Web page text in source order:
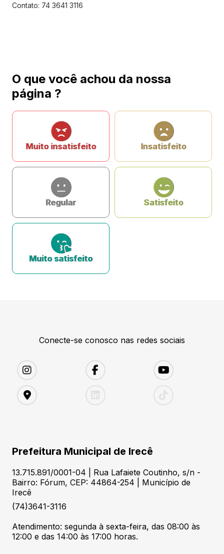
Contato: 74 3641 3116
O que você achou da nossa
página ?
Muito insatisfeito Insatisfeito
Regular Satisfeito
Muito satisfeito
Conecte-se conosco nas redes sociais
Prefeitura Municipal de Irecê
13.715.891/0001-04 | Rua Lafaiete Coutinho, s/n -
Bairro: Fórum, CEP: 44864-254 | Município de
Irecê
(74)3641-3116
Atendimento: segunda à sexta-feira, das 08:00 às
12:00 e das 14:00 às 17:00 horas.